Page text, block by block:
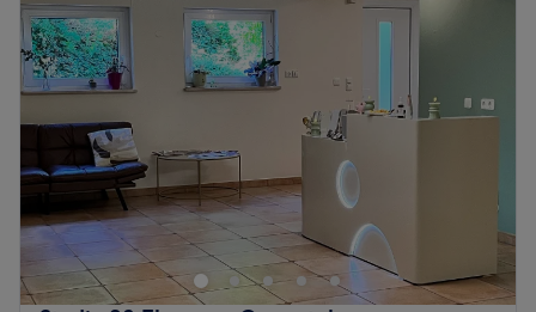
Mittwoch
10:00–
Donnerstag
Freitag
Samstag
10:00–
18:00
Sonntag
Beauty Alika bei Daria Syrotkina ist dein Ort für
Schönheit, Entspannung und individuelle Pflege im
Herzen von Gießen. Hier erwarten dich professionelle
Gesichts- und Körperbehandlungen, sanftes Waxing,
Eyelash- und Brow-Lifting, revitalisierende Haar-